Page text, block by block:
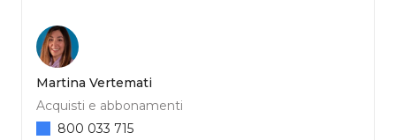
Martina Vertemati
Acquisti e abbonamenti
800 033 715